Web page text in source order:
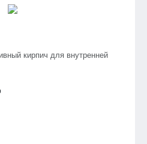
кирпич для внутренней